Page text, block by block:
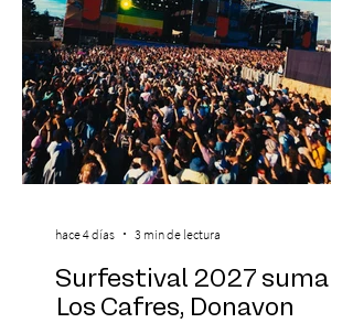
que albergará durante dos jornadas una
pro
Surfestival 2027 suma a
Los Cafres, Donavon
hace 4 días 3 min de lectura